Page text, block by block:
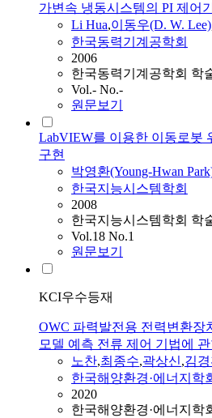
가변속 냉동시스템의 PI 제어
Li Hua,이동우(D. W. Lee)
한국동력기계공학회
2006
한국동력기계공학회 학
Vol.- No.-
원문보기
LabVIEW를 이용한 이동로봇
구현
박영환(Young-Hwan
한국지능시스템학회
2008
한국지능시스템학회 학
Vol.18 No.1
원문보기
KCI우수등재
OWC 파력발전용 전력변환장
모델 예측 전류 제어 기법에
노찬,최종수,곽상신,김
한국해양환경·에너지학
2020
한국해양환경·에너지학